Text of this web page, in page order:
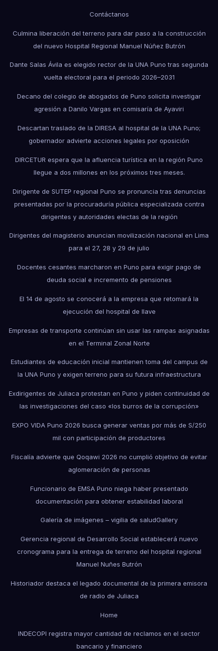
Contáctanos
Culmina liberación del terreno para dar paso a la construcción
del nuevo Hospital Regional Manuel Núñez Butrón
Dante Salas Ávila es elegido rector de la UNA Puno tras segunda
vuelta electoral para el periodo 2026–2031
Decano del colegio de abogados de Puno solicita investigar
agresión a Danilo Vargas en comisaría de Ayaviri
Descartan traslado de la DIRESA al hospital de la UNA Puno;
gobernador advierte acciones legales por oposición
DIRCETUR espera que la afluencia turística en la región Puno
llegue a dos millones en los próximos tres meses.
Dirigente de SUTEP regional Puno se pronuncia tras denuncias
presentadas por la procuraduría pública especializada contra
dirigentes y autoridades electas de la región
Dirigentes del magisterio anuncian movilización nacional en Lima
para el 27, 28 y 29 de julio
Docentes cesantes marcharon en Puno para exigir pago de
deuda social e incremento de pensiones
El 14 de agosto se conocerá a la empresa que retomará la
ejecución del hospital de Ilave
Empresas de transporte continúan sin usar las rampas asignadas
en el Terminal Zonal Norte
Estudiantes de educación inicial mantienen toma del campus de
la UNA Puno y exigen terreno para su futura infraestructura
Exdirigentes de Juliaca protestan en Puno y piden continuidad de
las investigaciones del caso «los burros de la corrupción»
EXPO VIDA Puno 2026 busca generar ventas por más de S/250
mil con participación de productores
Fiscalía advierte que Qoqawi 2026 no cumplió objetivo de evitar
aglomeración de personas
Funcionario de EMSA Puno niega haber presentado
documentación para obtener estabilidad laboral
Galería de imágenes – vigilia de saludGallery
Gerencia regional de Desarrollo Social establecerá nuevo
cronograma para la entrega de terreno del hospital regional
Manuel Nuñes Butrón
Historiador destaca el legado documental de la primera emisora
de radio de Juliaca
Home
INDECOPI registra mayor cantidad de reclamos en el sector
bancario y financiero